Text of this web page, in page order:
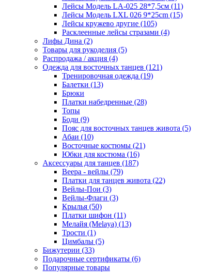
Лейсы Модель LA-025 28*7,5см (11)
Лейсы Модель LXL 026 9*25cm (15)
Лейсы кружево другие (105)
Расклеенные лейсы стразами (4)
Лифы Дина (2)
Товары для рукоделия (5)
Распродажа / акция (4)
Одежда для восточных танцев (121)
Тренировочная одежда (19)
Балетки (13)
Брюки
Платки набедренные (28)
Топы
Боди (9)
Пояс для восточных танцев живота (5)
Абаи (10)
Восточные костюмы (21)
Юбки для костюма (16)
Аксессуары для танцев (187)
Веера - вейлы (79)
Платки для танцев живота (22)
Вейлы-Пои (3)
Вейлы-Флаги (3)
Крылья (50)
Платки шифон (11)
Мелайя (Melaya) (13)
Трости (1)
Цимбалы (5)
Бижутерии (33)
Подарочные сертификаты (6)
Популярные товары